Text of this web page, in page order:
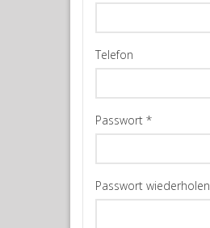
Telefon
Passwort *
Passwort wiederholen